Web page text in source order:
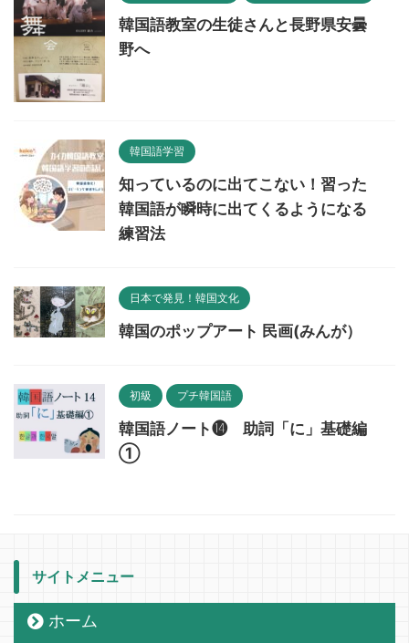
韓国語教室の生徒さんと長野県安曇
野へ
韓国語学習
知っているのに出てこない！習った
韓国語が瞬時に出てくるようになる
練習法
日本で発見！韓国文化
韓国のポップアート 民画(みんが）
初級 プチ韓国語
韓国語ノート⓮ 助詞「に」基礎編
➀
サイトメニュー
ホーム